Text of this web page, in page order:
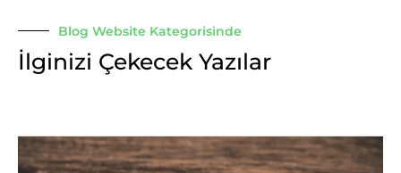
Blog Website Kategorisinde
İlginizi Çekecek Yazılar